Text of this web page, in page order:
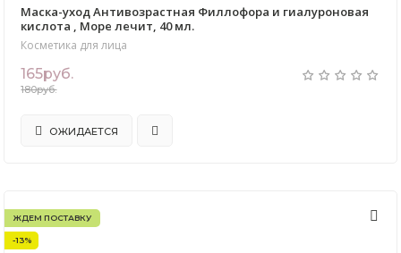
Маска-уход Антивозрастная Филлофора и гиалуроновая
кислота , Море лечит, 40 мл.
Косметика для лица
165руб.
180руб.
ОЖИДАЕТСЯ
ЖДЕМ ПОСТАВКУ
-13%